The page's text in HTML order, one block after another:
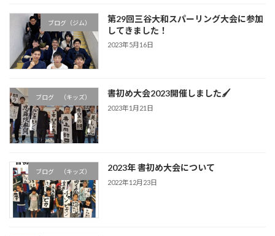
ブログ（ジム）
第29回三谷大和スパーリング大会に参加
してきました！
2023年5月16日
ブログ （キッズ） 書初め大会2023開催しました🖌
2023年1月21日
ブログ （キッズ） 2023年 書初め大会について
2022年12月23日